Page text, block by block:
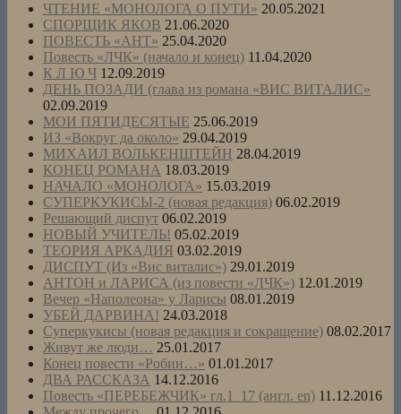
Archive)ЧТЕНИЕ «МОНОЛОГА О ПУТИ» 20.05.2021
СПОРЩИК ЯКОВ 21.06.2020
ПОВЕСТЬ «АНТ» 25.04.2020
Повесть «ЛЧК» (начало и конец) 11.04.2020
К Л Ю Ч 12.09.2019
ДЕНЬ ПОЗАДИ (глава из романа «ВИС ВИТАЛИС»
02.09.2019
МОИ ПЯТИДЕСЯТЫЕ 25.06.2019
ИЗ «Вокруг да около» 29.04.2019
МИХАИЛ ВОЛЬКЕНШТЕЙН 28.04.2019
КОНЕЦ РОМАНА 18.03.2019
НАЧАЛО «МОНОЛОГА» 15.03.2019
СУПЕРКУКИСЫ-2 (новая редакция) 06.02.2019
Решающий диспут 06.02.2019
НОВЫЙ УЧИТЕЛЬ! 05.02.2019
ТЕОРИЯ АРКАДИЯ 03.02.2019
ДИСПУТ (Из «Вис виталис») 29.01.2019
АНТОН и ЛАРИСА (из повести «ЛЧК») 12.01.2019
Вечер «Наполеона» у Ларисы 08.01.2019
УБЕЙ ДАРВИНА! 24.03.2018
Суперкукисы (новая редакция и сокращение) 08.02.2017
Живут же люди… 25.01.2017
Конец повести «Робин…» 01.01.2017
ДВА РАССКАЗА 14.12.2016
Повесть «ПЕРЕБЕЖЧИК» гл.1_17 (англ. en) 11.12.2016